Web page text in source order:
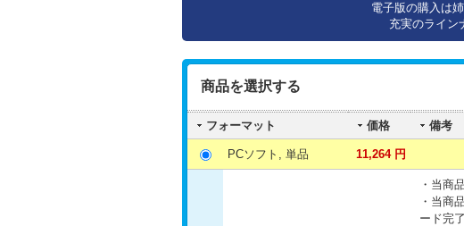
電子版の購入は
充実のライン
商品を選択する
フォーマット 価格 備考
PCソフト, 単品 11,264 円
・当商
・当商
ード完